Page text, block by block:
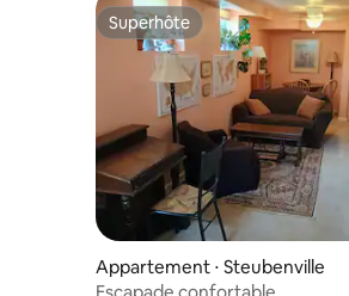
Superhôte
Superhôte
Appartement ⋅ Steubenville